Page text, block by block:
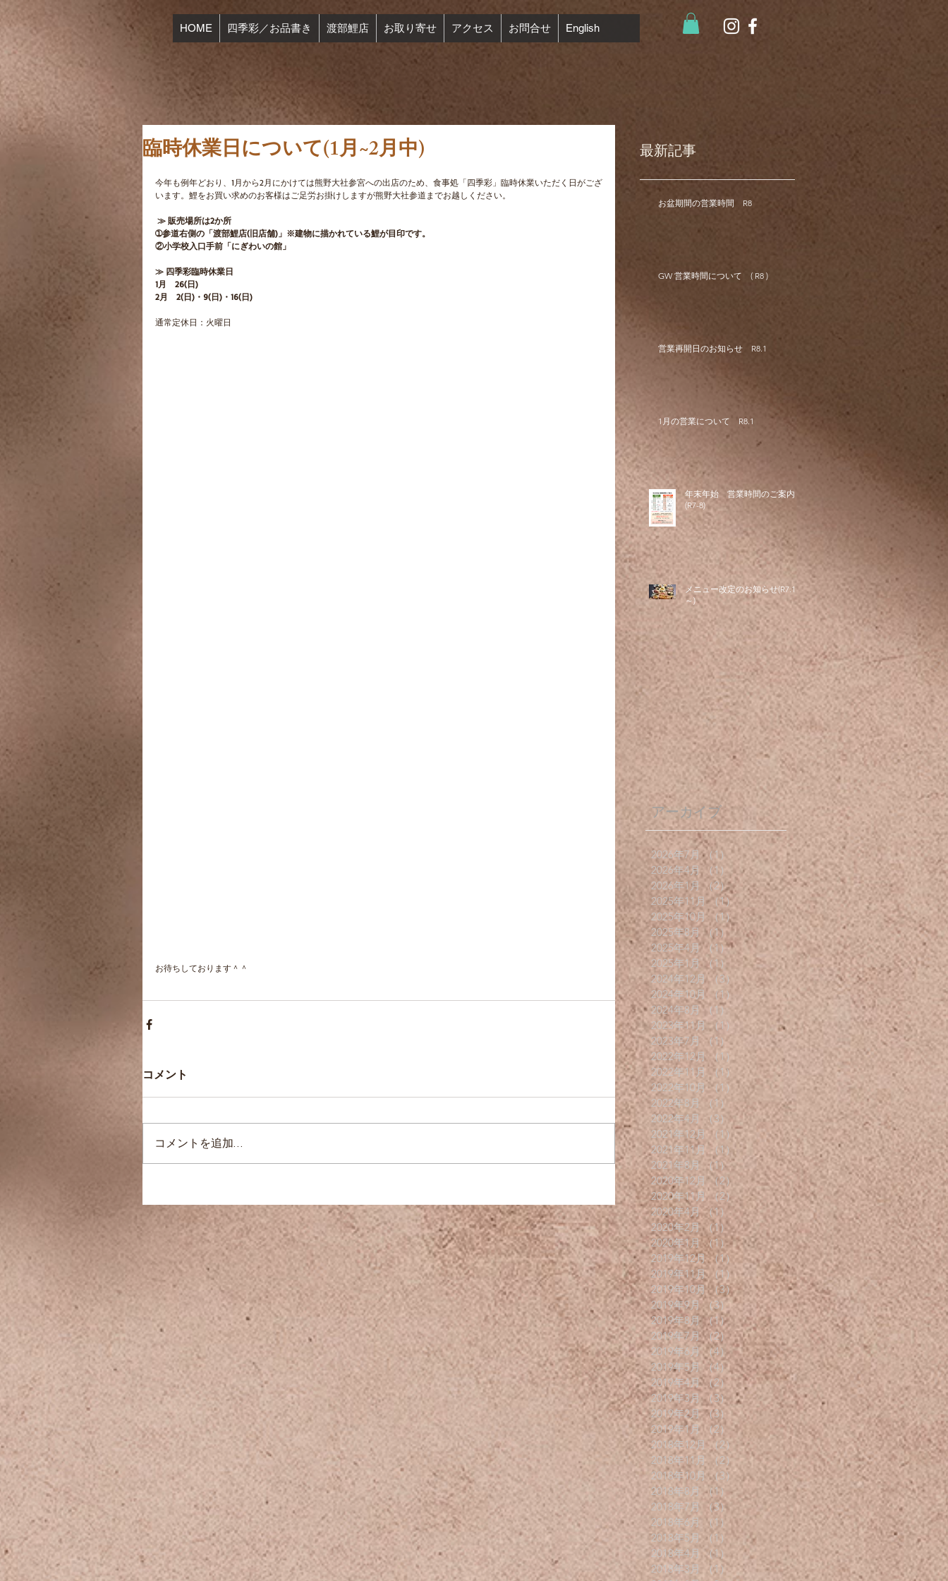
HOME 四季彩／お品書き 渡部鯉店 お取り寄せ アクセス お問合せ English
臨時休業日について(1月~2月中)
今年も例年どおり、1月から2月にかけては熊野大社参宮への出店のため、食事処「四季彩」臨時休業いただく日がござ
います。鯉をお買い求めのお客様はご足労お掛けしますが熊野大社参道までお越しください。
≫ 販売場所は2か所
➀参道右側の「渡部鯉店(旧店舗)」※建物に描かれている鯉が目印です。
②小学校入口手前「にぎわいの館」
≫ 四季彩臨時休業日
1月　26(日)
2月　2(日)・9(日)・16(日)
通常定休日：火曜日
お待ちしております＾＾
コメント
コメントを追加…
最新記事
お盆期間の営業時間 R8
GW 営業時間について ( R8 )
営業再開日のお知らせ R8.1
1月の営業について R8.1
年末年始 営業時間のご案内
(R7-8)
メニュー改定のお知らせ(R7.11
～)
アーカイブ
2026年7月 （1）
1件の記事
2026年4月
（1） 1件の記事
2026年1月 （2）2件の記事
2025年11月 （1） 1件の記事
2025年10月
（1） 1件の記事
2025年8月 （1）1件の記事
2025年4月 （1）1件の記事
2025年1月 （1）
1件の記事
2024年12月 （3）
3件の記事
2024年10月
（1）1件の記事
2024年8月 （1）1件の記事
2023年11月 （1）1件の記事
2023年7月 （1）1件の記事
2022年12月 （1）
1件の記事
2022年11月
（1）
1件の記事
2022年10月 （1） 1件の記事
2022年8月
（1）
1件の記事
2022年4月 （3） 3件の記事
2021年12月 （1）1件の記事
2021年11月 （1）1件の記事
2021年8月 （1）1件の記事
2020年12月 （2） 2件の記事
2020年11月 （2） 2件の記事
2020年4月 （1）1件の記事
2020年2月 （1）1件の記事
2020年1月 （1）1件の記事
2019年12月 （1）1件の記事
2019年11月 （1）1件の記事
2019年10月 （3）3件の記事
2019年9月 （3） 3件の記事
2019年8月 （1）1件の記事
2019年7月 （2）2件の記事
2019年6月 （4） 4件の記事
2019年5月 （4）4件の記事
2019年4月 （2） 2件の記事
2019年3月 （3）3件の記事
2019年2月 （3） 3件の記事
2019年1月 （2） 2件の記事
2018年12月 （2）2件の記事
2018年11月 （2） 2件の記事
2018年10月 （3）
3件の記事
2018年8月 （1） 1件の記事
2018年7月 （3）3件の記事
2018年6月 （1） 1件の記事
2018年5月 （1） 1件の記事
2018年4月 （1） 1件の記事
2018年3月
（1）1件の記事